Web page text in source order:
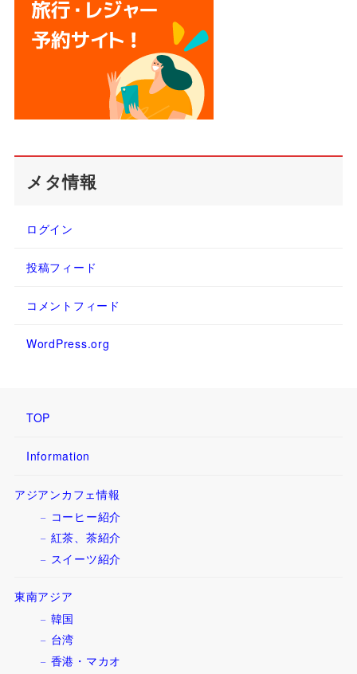
メタ情報
ログイン
投稿フィード
コメントフィード
WordPress.org
TOP
Information
アジアンカフェ情報
コーヒー紹介
紅茶、茶紹介
スイーツ紹介
東南アジア
韓国
台湾
香港・マカオ